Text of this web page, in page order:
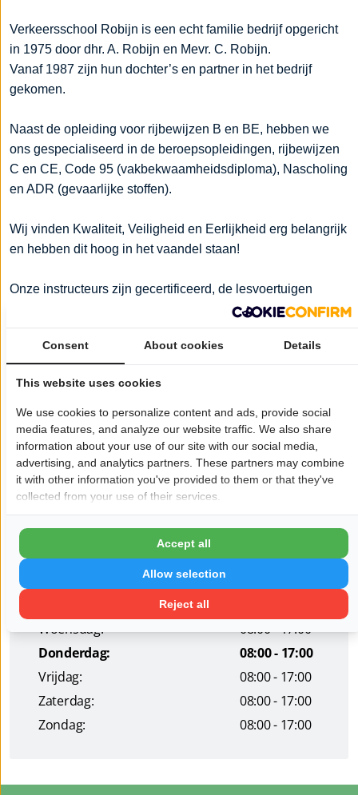
Verkeersschool Robijn is een echt familie bedrijf opgericht
in 1975 door dhr. A. Robijn en Mevr. C. Robijn.
Vanaf 1987 zijn hun dochter’s en partner in het bedrijf
gekomen.
Naast de opleiding voor rijbewijzen B en BE, hebben we
ons gespecialiseerd in de beroepsopleidingen, rijbewijzen
C en CE, Code 95 (vakbekwaamheidsdiploma), Nascholing
en ADR (gevaarlijke stoffen).
Wij vinden Kwaliteit, Veiligheid en Eerlijkheid erg belangrijk
en hebben dit hoog in het vaandel staan!
Onze instructeurs zijn gecertificeerd, de lesvoertuigen
voldoen aan de eisen en altijd een eerlijk advies over de
opleidingen naar de cursist!
Door onze eenheid, staan we voor ons product en
begeleiden de cursist persoonlijk naar het eindresultaat!
Wij helpen je graag op weg!
Wil je dat jouw bedrijf hier ook staat?Meld je aan!
Pagina delen op:
Openingstijden
Woensdag:
08:00 - 17:00
Donderdag:
08:00 - 17:00
Vrijdag:
08:00 - 17:00
Zaterdag:
08:00 - 17:00
Zondag:
08:00 - 17:00
Consent About cookies Details
This website uses cookies
We use cookies to personalize content and ads, provide social
media features, and analyze our website traffic. We also share
information about your use of our site with our social media,
advertising, and analytics partners. These partners may combine
it with other information you've provided to them or that they've
collected from your use of their services.
Reject all
Allow selection
Accept all